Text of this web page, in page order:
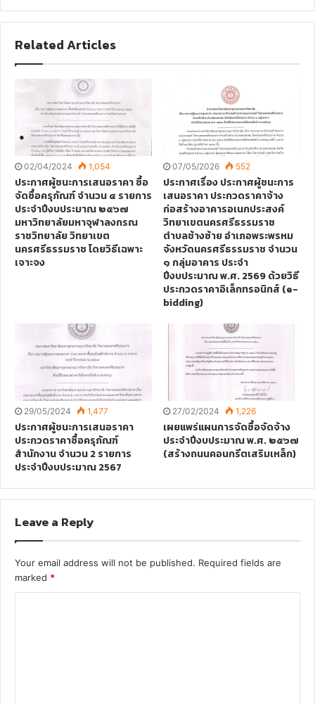
c
o
Related Articles
02/04/2024 1,054
ประกาศผู้ชนะการเสนอราคา ซื้อ
จัดซื้อครุภัณฑ์ จำนวน ๔ รายการ
ประจำปีงบประมาณ ๒๕๖๗
มหาวิทยาลัยมหาจุฬาลงกรณ
ราชวิทยาลัย วิทยาเขต
นครศรีธรรมราช โดยวิธีเฉพาะ
เจาะจง
07/05/2026 552
ประกาศเรื่อง ประกาศผู้ชนะการ
เสนอราคา ประกวดราคาจ้าง
ก่อสร้างอาคารอเนกประสงค์
วิทยาเขตนครศรีธรรมราช
ตำบลช้างซ้าย อำเภอพระพรหม
จังหวัดนครศรีธรรมราช จำนวน
๑ กลุ่มอาคาร ประจำ
ปีงบประมาณ พ.ศ. 2569 ด้วยวิธี
ประกวดราคาอิเล็กทรอนิกส์ (e-
bidding)
29/05/2024 1,477
ประกาศผู้ชนะการเสนอราคา
ประกวดราคาซื้อครุภัณฑ์
สำนักงาน จำนวน 2 รายการ
ประจำปีงบประมาณ 2567
27/02/2024 1,226
เผยแพร่แผนการจัดซื้อจัดจ้าง
ประจำปีงบประมาณ พ.ศ. ๒๕๖๗
(สร้างถนนคอนกรีตเสริมเหล็ก)
Leave a Reply
Your email address will not be published. Required fields are
marked *